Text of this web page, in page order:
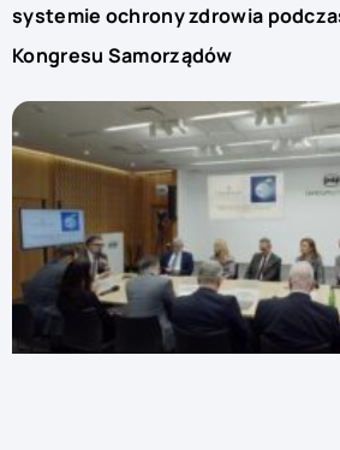
systemie ochrony zdrowia
Kongresu Samorządów